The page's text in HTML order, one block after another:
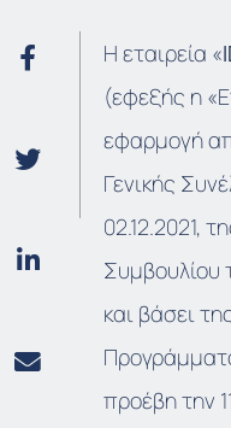
Η εταιρεία «
(εφεξής η
εφαρμογή
Γενικής
02.12.2021,
Συμβουλίου
και βάσει
προέβη την